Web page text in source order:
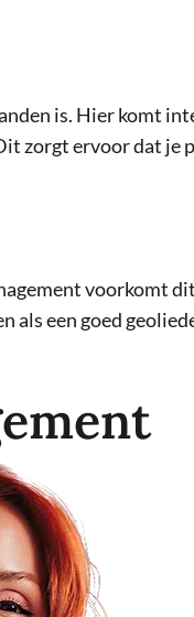
is. Hier komt
zorgt ervoor dat je
voorkomt
een goed